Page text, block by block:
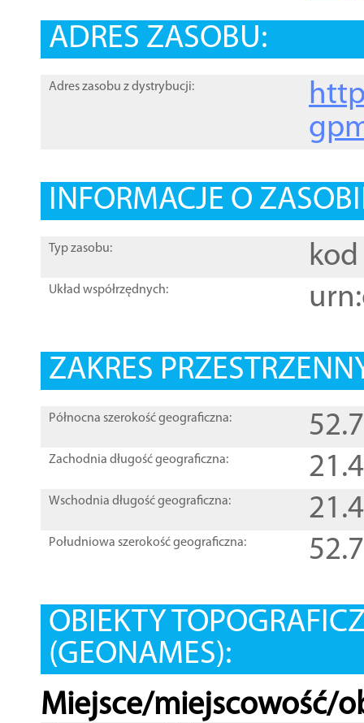
ADRES ZASOBU:
Adres zasobu z dystrybucji:
INFORMACJE O
Typ zasobu: kod
Układ współrzędnych:
ZAKRES
Północna szerokość geograficzna:
Zachodnia długość geograficzna:
Wschodnia długość geograficzna:
Południowa szerokość geograficzna:
OBIEKTY
(GEONAMES):
Miejsce/miejscowość/